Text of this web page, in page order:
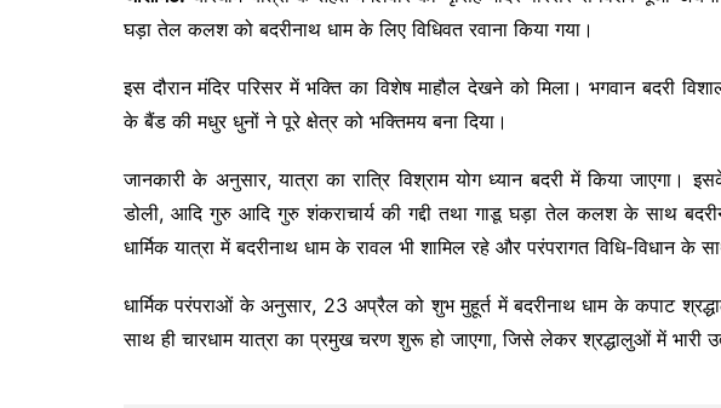
घड़ा तेल कलश कोबदरीनाथ धामके लिए विधिवत रवाना किया गया।
इस दौरान मंदिर परिसर में भक्ति का विशेष माहौल देखने को मिला। भगवान बदरी
के बैंड की मधुर धुनों ने पूरे क्षेत्र को भक्तिमय बना दिया।
जानकारी के अनुसार, यात्रा का रात्रि विश्रामयोग ध्यान बदरीमें किया जाएगा।
डोली, आदि गुरुआदि गुरु शंकराचार्य की गद्दी तथा गाडू घड़ा तेल कलश के साथ
धार्मिक यात्रा में बदरीनाथ धाम के रावल भी शामिल रहे और परंपरागत विधि-विधान के
धार्मिक परंपराओं के अनुसार, 23 अप्रैल को शुभ मुहूर्त में बदरीनाथ धाम के कपाट
साथ ही चारधाम यात्रा का प्रमुख चरण शुरू हो जाएगा, जिसे लेकर श्रद्धालुओं में भारी